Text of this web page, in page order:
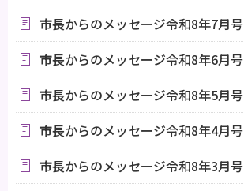
市長からのメッセージ令和8年7月号
市長からのメッセージ令和8年6月号
市長からのメッセージ令和8年5月号
市長からのメッセージ令和8年4月号
市長からのメッセージ令和8年3月号